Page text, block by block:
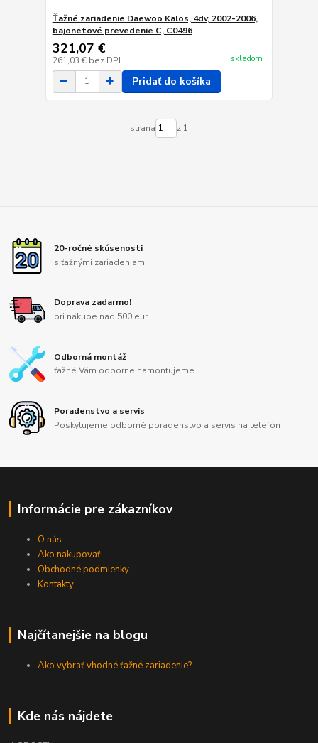
Ťažné zariadenie Daewoo Kalos, 4dv, 2002-2006,
bajonetové prevedenie C, C0496
321,07 €
261,03 € bez DPH skladom
Pridať do košíka
strana z 1
20-ročné skúsenosti
s ťažnými zariadeniami
Doprava zadarmo!
pri nákupe nad 500 eur
Odborná montáž
ťažné Vám odborne namontujeme
Poradenstvo a servis
Poskytujeme odborné poradenstvo a servis na telefón
Informácie pre zákazníkov
O nás
Ako nakupovať
Obchodné podmienky
Kontakty
Najčítanejšie na blogu
Ako vybrať vhodné ťažné zariadenie?
Kde nás nájdete